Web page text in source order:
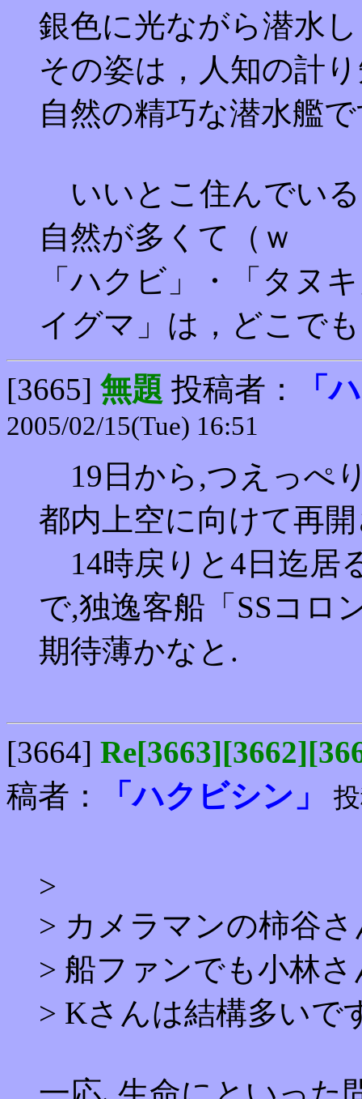
銀色に光ながら潜水
その姿は，人知の計
自然の精巧な潜水艦
いいとこ住んでい
自然が多くて（ｗ
「ハクビ」・「タヌ
イグマ」は，どこで
[3665] 無題 投稿者： 「
2005/02/15(Tue) 16:51
19日から,つえっぺ
都内上空に向けて再
14時戻りと4日迄居
で,独逸客船「SSコロ
期待薄かなと.
[3664]
稿者：
「ハクビシン」
>
> カメラマンの柿谷
> 船ファンでも小林
> Kさんは結構多いで